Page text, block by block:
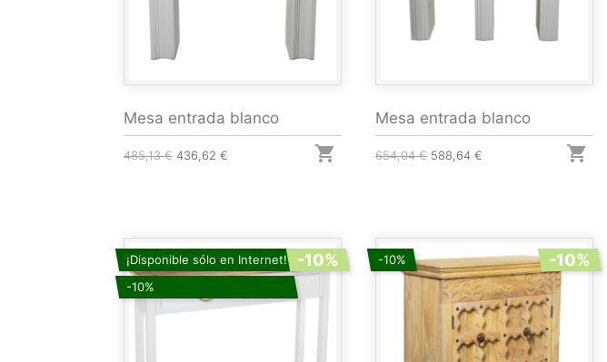
Mesa entrada blanco
485,13 € 436,62 € 
Mesa entrada blanco
654,04 € 588,64 € 
¡Disponible sólo en Internet!
-10%
-10% -10% -10%